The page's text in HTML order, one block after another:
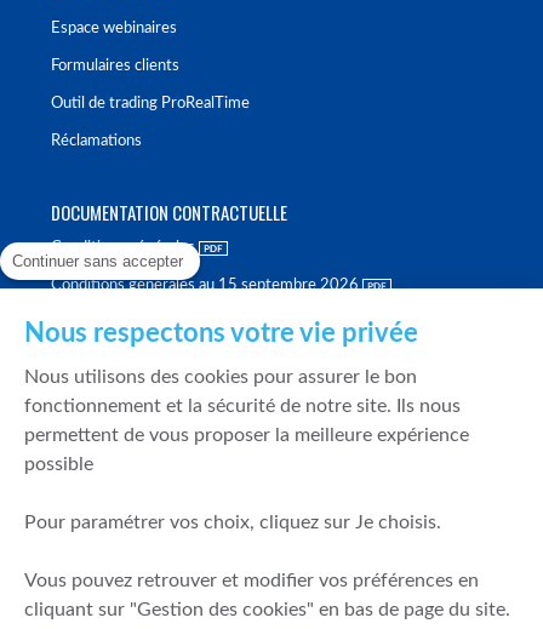
Espace webinaires
Formulaires clients
Outil de trading ProRealTime
Réclamations
DOCUMENTATION CONTRACTUELLE
Conditions générales
Conditions générales au 15 septembre 2026
Politique de meilleure sélection
Politique de durabilité
Fonds de garantie des dépôts et de résolution
Mentions légales
Prévention de la fraude
Continuer sans accepter
Nous respectons votre vie privée
Nous utilisons des cookies pour assurer le bon
fonctionnement et la sécurité de notre site. Ils nous
permettent de vous proposer la meilleure expérience
possible
Pour paramétrer vos choix, cliquez sur Je choisis.
Vous pouvez retrouver et modifier vos préférences en
cliquant sur "Gestion des cookies" en bas de page du site.